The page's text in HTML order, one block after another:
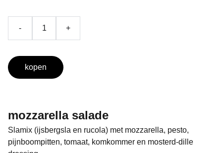
- +
kopen
mozzarella salade
Slamix (ijsbergsla en rucola) met mozzarella, pesto,
pijnboompitten, tomaat, komkommer en mosterd-dille